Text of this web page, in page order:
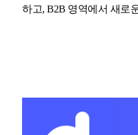
하고, B2B 영역에서 새로